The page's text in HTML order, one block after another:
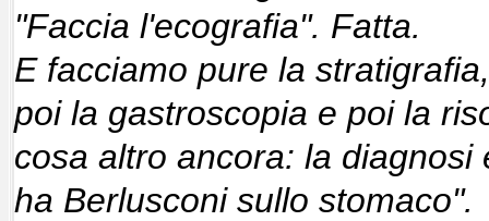
"Faccia l'ecografia". Fatta.
E facciamo pure la
poi la gastroscopia e poi la
cosa altro ancora: la
ha Berlusconi sullo stomaco".